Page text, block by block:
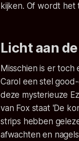
kijken. Of wordt het
Licht aan
Misschien is er
Carol een stel
deze mysterieuze
van Fox staat 'De
strips hebben
afwachten en